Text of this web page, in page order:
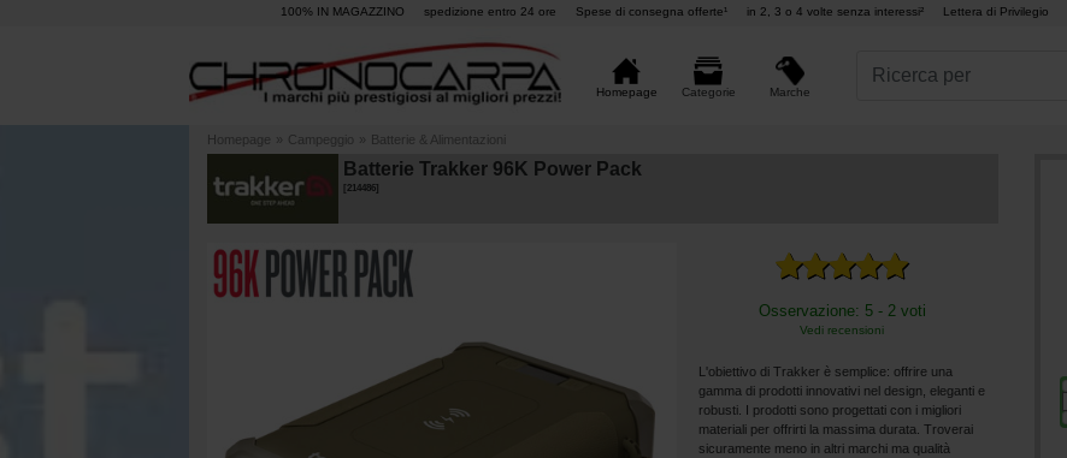
100% IN MAGAZZINO spedizione entro 24 ore Spese di consegna offerte¹ in 2, 3 o 4 volte senza interessi² Lettera di Privilegio
Homepage Categorie Marche
Homepage » Campeggio » Batterie & Alimentazioni
Batterie Trakker 96K Power Pack
214486]
Osservazione: 5 - 2 voti
Vedi recensioni
L'obiettivo di Trakker è semplice: offrire una
gamma di prodotti innovativi nel design, eleganti e
robusti. I prodotti sono progettati con i migliori
materiali per offrirti la massima durata. Troverai
sicuramente meno in altri marchi ma qualità